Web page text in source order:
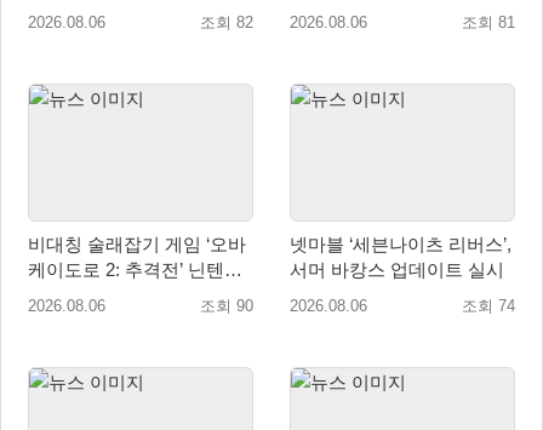
2026.08.06 조회 82
라’ 업데이트!
2026.08.06 조회 81
비대칭 술래잡기 게임 ‘오바
케이도로 2: 추격전’ 닌텐도
eShop 출시
2026.08.06 조회 90
넷마블 ‘세븐나이츠 리버스’,
서머 바캉스 업데이트 실시
2026.08.06 조회 74